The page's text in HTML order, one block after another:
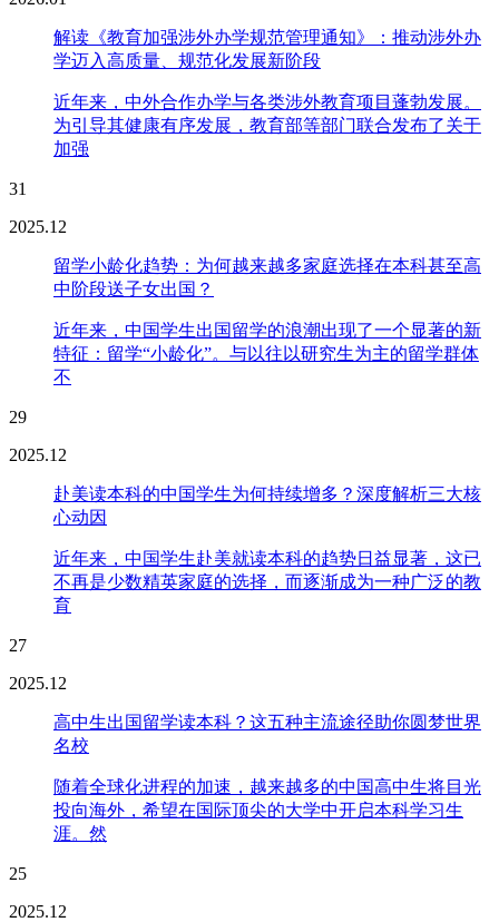
解读《教育加强涉外办学规范管理通知》：推动涉外办
学迈入高质量、规范化发展新阶段
近年来，中外合作办学与各类涉外教育项目蓬勃发展。
为引导其健康有序发展，教育部等部门联合发布了关于
加强
31
2025.12
留学小龄化趋势：为何越来越多家庭选择在本科甚至高
中阶段送子女出国？
近年来，中国学生出国留学的浪潮出现了一个显著的新
特征：留学“小龄化”。与以往以研究生为主的留学群体
不
29
2025.12
赴美读本科的中国学生为何持续增多？深度解析三大核
心动因
近年来，中国学生赴美就读本科的趋势日益显著，这已
不再是少数精英家庭的选择，而逐渐成为一种广泛的教
育
27
2025.12
高中生出国留学读本科？这五种主流途径助你圆梦世界
名校
随着全球化进程的加速，越来越多的中国高中生将目光
投向海外，希望在国际顶尖的大学中开启本科学习生
涯。然
25
2025.12